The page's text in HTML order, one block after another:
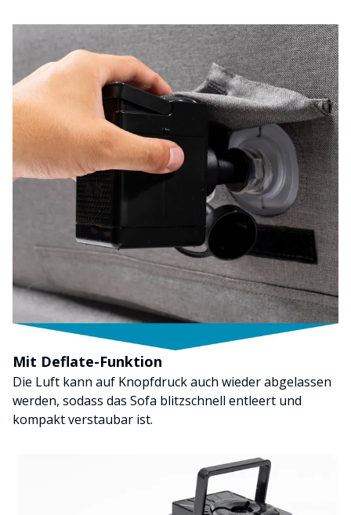
Mit Deflate-Funktion
Die Luft kann auf Knopfdruck auch wieder abgelassen
werden, sodass das Sofa blitzschnell entleert und
kompakt verstaubar ist.